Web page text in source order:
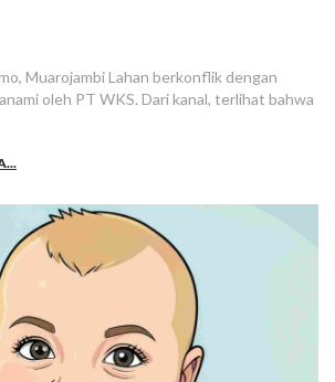
Muarojambi Lahan berkonflik dengan
oleh PT WKS. Dari kanal, terlihat bahwa